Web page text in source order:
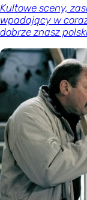
Kultowe sceny,
wpadający w
dobrze znasz